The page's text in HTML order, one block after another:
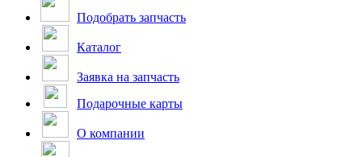
Подобрать запчасть
Каталог
Заявка на запчасть
Подарочные карты
О компании